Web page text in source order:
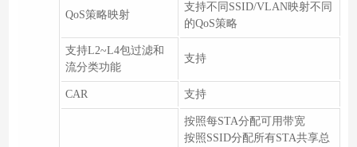
QoS策略映射
支持不同SSID/VLAN映射不同
的QoS策略
支持L2~L4包过滤和
流分类功能
支持
CAR 支持
按照每STA分配可用带宽
按照SSID分配所有STA共享总